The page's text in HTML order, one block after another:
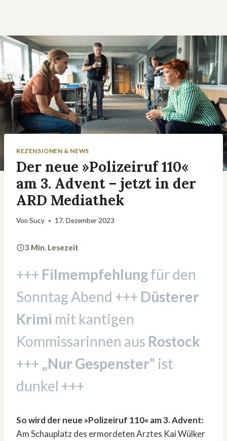
REZENSIONEN & NEWS
Der neue »Polizeiruf 110«
am 3. Advent – jetzt in der
ARD Mediathek
Von Sucy 17. Dezember 2023
3 Min. Lesezeit
+++ Filmempfehlungfür den
Sonntag Abend +++ Düsterer
Krimi mit kantigen
Kommissarinnen aus Rostock
+++ „Nur Gespenster“ ist
dunkel +++
So wird der neue »Polizeiruf 110« am 3. Advent:
Am Schauplatz des ermordeten Arztes Kai Wülker